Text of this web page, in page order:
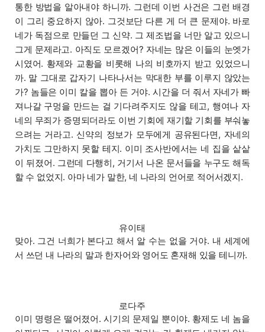
통한 방법을 알아내야 하니까. 그런데 이번 사건은 그런 배경
이 그리 중요하지 않아. 그것보단 다른 게 더 큰 문제야. 바로
네가 독점으로 만들던 그 신약. 그 제조법을 너만 알고 있으니
그게 문제라고. 아직도 모르겠어? 자네는 많은 이들의 눈엣가
시였어. 황제와 교황을 비롯해 나의 비호까지 받고 있었으니
까. 말 그대로 갑자기 나타나서는 막대한 부를 이루지 않았는
가? 놈들은 이미 칼을 뽑아 든 거야. 시간을 더 줘서 자네가 빠
져나갈 구멍을 만드는 걸 기다려주지도 않을 테고, 행여나 자
네의 무죄가 증명되더라도 이번 기회에 재기할 기회를 부숴놓
으려는 거라고. 신약의 정보가 모두에게 공유된다면, 자네의
가치도 그만하지 못할 테지. 이미 조사반에서는 네 집을 샅샅
이 뒤졌어. 그런데 다행히, 거기서 나온 문서들을 누구도 해독
할 수 없었지. 아마 네가 말한, 네 나라의 언어로 적어서겠지.
유이태
맞아. 그건 너희가 본다고 해서 알 수는 없을 거야. 내 세계에
서 쓰던 내 나라의 말과 한자어와 영어도 혼재해 있을 테니까.
로다주
이미 명령은 떨어졌어. 시기의 문제일 뿐이야. 황제도 네 놈을